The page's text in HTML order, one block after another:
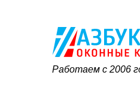
Работаем с 2006